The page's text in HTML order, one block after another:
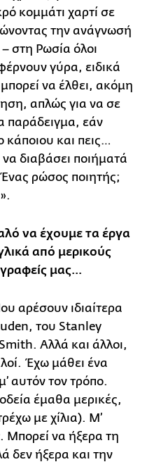
κομμάτι χαρτί σε
την ανάγνωσή
στη Ρωσία όλοι
γύρα, ειδικά
να έλθει, ακόμη
απλώς για να σε
παράδειγμα, εάν
κάποιου και πεις…
διαβάσει ποιήματά
Ένας ρώσος ποιητής;
να έχουμε τα έργα
από μερικούς
μας…
αρέσουν ιδιαίτερα
του Stanley
Αλλά και άλλοι,
Έχω μάθει ένα
αυτόν τον τρόπο.
έμαθα μερικές,
με χίλια). Μ’
Μπορεί να ήξερα τη
δεν ήξερα και την